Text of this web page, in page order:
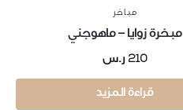
مباخر
مبخرة زوايا – ماهوجني
210 ر.س
قراءة المزيد